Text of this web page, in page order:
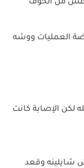
من الخوف
العمليات ووشه
لكن الإصابة كانت
شايلينه وقعد